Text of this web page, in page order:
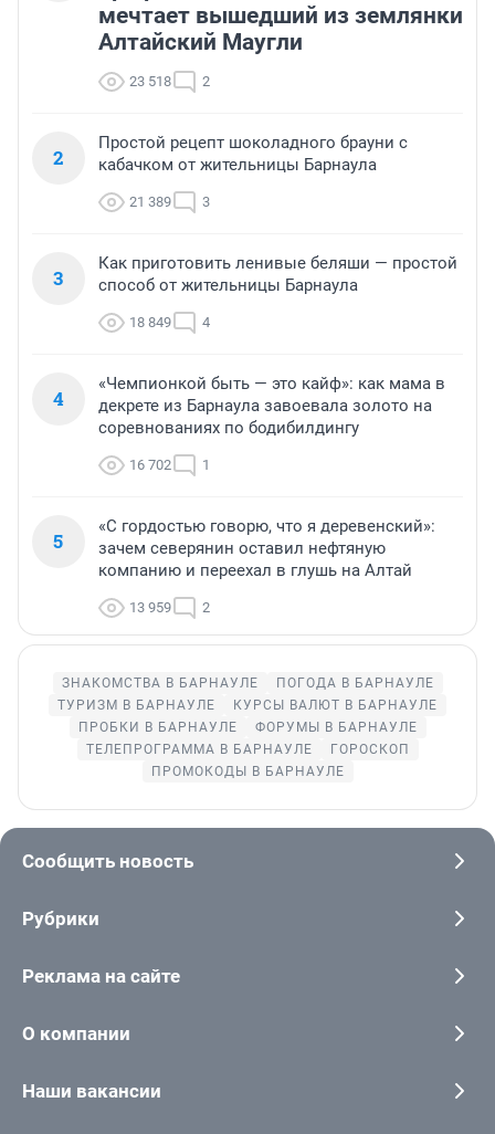
мечтает вышедший из землянки
Алтайский Маугли
23 518 2
2
Простой рецепт шоколадного брауни с
кабачком от жительницы Барнаула
21 389 3
3
Как приготовить ленивые беляши — простой
способ от жительницы Барнаула
18 849 4
4
«Чемпионкой быть — это кайф»: как мама в
декрете из Барнаула завоевала золото на
соревнованиях по бодибилдингу
16 702 1
5
«С гордостью говорю, что я деревенский»:
зачем северянин оставил нефтяную
компанию и переехал в глушь на Алтай
13 959 2
ЗНАКОМСТВА В БАРНАУЛЕ
ПОГОДА В БАРНАУЛЕ
ТУРИЗМ В БАРНАУЛЕ
КУРСЫ ВАЛЮТ В БАРНАУЛЕ
ПРОБКИ В БАРНАУЛЕ
ФОРУМЫ В БАРНАУЛЕ
ТЕЛЕПРОГРАММА В БАРНАУЛЕ
ГОРОСКОП
ПРОМОКОДЫ В БАРНАУЛЕ
Сообщить новость
Рубрики
Реклама на сайте
О компании
Наши вакансии